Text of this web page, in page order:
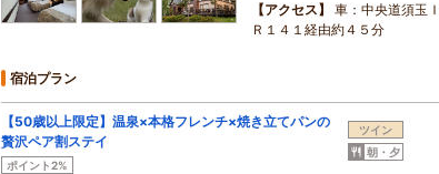
【アクセス】
車：中央道須玉
Ｒ１４１経由約４５分
宿泊プラン
【50歳以上限定】温泉×本格フレンチ×焼き立てパンの
贅沢ペア割ステイ
ポイント2%
ツイン
朝・夕